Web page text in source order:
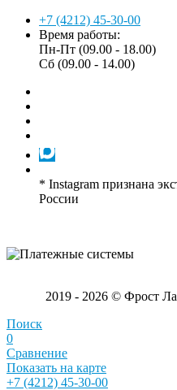
+7 (4212) 45-30-00
Время работы:
Пн-Пт (09.00 - 18.00)
Сб (09.00 - 14.00)
* Instagram признана
России
2019 - 2026 © Фрост
Поиск
0
Сравнение
Показать на карте
+7 (4212) 45-30-00